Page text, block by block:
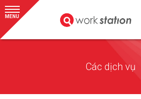
MENU
Các dịch vụ